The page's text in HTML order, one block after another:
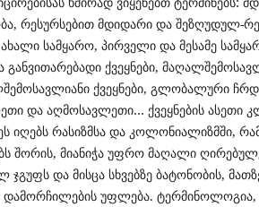
რესურსებით მდიდარი და შეზღუდულ-
სამყარო, პირველი და მესამე
ქვეყნები,
ქვეყნები, გლობალური
და აღმოსავლეთი… ქვეყნების ასეთი
იღებს რასიზმსა და კოლონიალიზმში,
შორის, მიანიჭა უფრო მაღალი
ჯგუფს და მისცა სხვებზე ბატონობის,
დამორჩილების უფლება.